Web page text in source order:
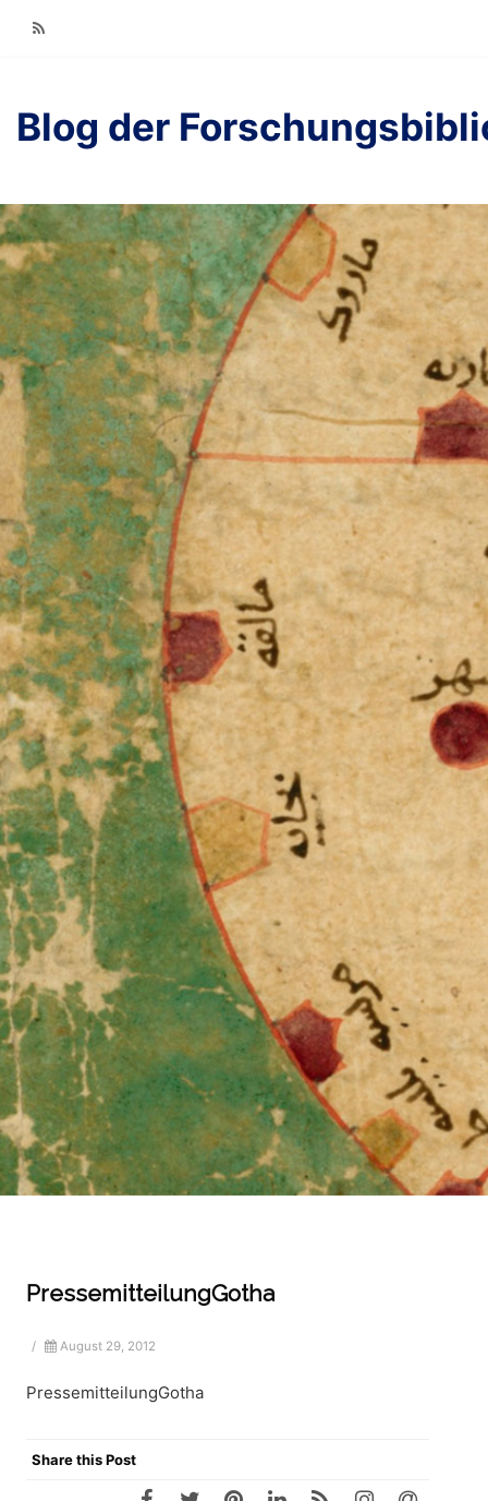
Blog der
PressemitteilungGotha
/ August 29, 2012
PressemitteilungGotha
Share this Post